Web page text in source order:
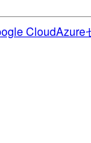
CloudAzure